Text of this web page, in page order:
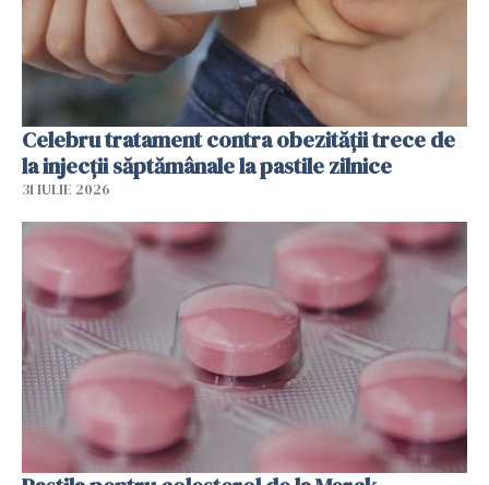
Celebru tratament contra obezității trece de
la injecții săptămânale la pastile zilnice
31 IULIE 2026